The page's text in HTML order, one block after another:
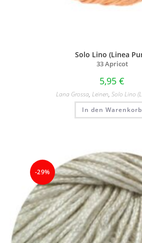
Solo Lino (Linea
33 Apricot
5,95 €
Lana Grossa, Leinen, Solo Lino
In den Warenkorb
-29%